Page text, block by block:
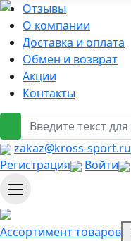
Отзывы
О компании
Доставка и оплата
Обмен и возврат
Акции
Контакты
zakaz@kross-sport.ru
Регистрация
Войти
Ассортимент товаров